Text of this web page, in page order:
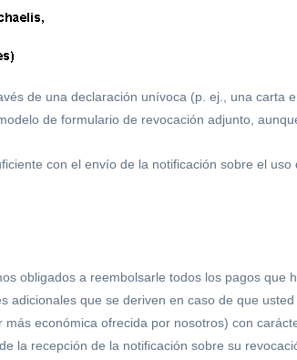
de una declaración unívoca (p. ej., una carta
de formulario de revocación adjunto,
con el envío de la notificación sobre el
obligados a reembolsarle todos los pagos que
adicionales que se deriven en caso de que
económica ofrecida por nosotros) con
la recepción de la notificación sobre su